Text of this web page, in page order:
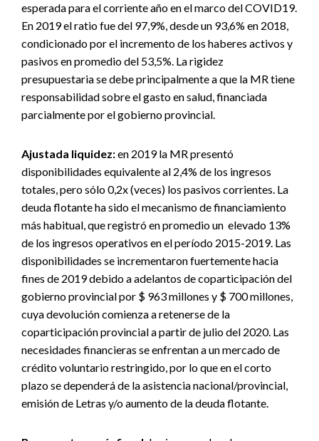
esperada para el corriente año en el marco del COVID19.
En 2019 el ratio fue del 97,9%, desde un 93,6% en 2018,
condicionado por el incremento de los haberes activos y
pasivos en promedio del 53,5%. La rigidez
presupuestaria se debe principalmente a que la MR tiene
responsabilidad sobre el gasto en salud, financiada
parcialmente por el gobierno provincial.
Ajustada liquidez:en 2019 la MR presentó
disponibilidades equivalente al 2,4% de los ingresos
totales, pero sólo 0,2x (veces) los pasivos corrientes. La
deuda flotante ha sido el mecanismo de financiamiento
más habitual, que registró en promedio un elevado 13%
de los ingresos operativos en el período 2015-2019. Las
disponibilidades se incrementaron fuertemente hacia
fines de 2019 debido a adelantos de coparticipación del
gobierno provincial por $ 963 millones y $ 700 millones,
cuya devolución comienza a retenerse de la
coparticipación provincial a partir de julio del 2020. Las
necesidades financieras se enfrentan a un mercado de
crédito voluntario restringido, por lo que en el corto
plazo se dependerá de la asistencia nacional/provincial,
emisión de Letras y/o aumento de la deuda flotante.